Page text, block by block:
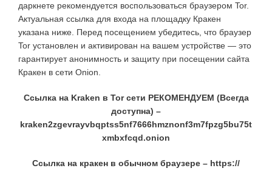
даркнете рекомендуется воспользоваться браузером Tor.
Актуальная ссылка для входа на площадку Кракен
указана ниже. Перед посещением убедитесь, что браузер
Tor установлен и активирован на вашем устройстве — это
гарантирует анонимность и защиту при посещении сайта
Кракен в сети Onion.
Ссылка на Kraken в Tor сети РЕКОМЕНДУЕМ (Всегда
доступна) –
kraken2zgevrayvbqptss5nf7666hmznonf3m7fpzg5bu75t
xmbxfcqd.onion
Ссылка на кракен в обычном браузере – https://